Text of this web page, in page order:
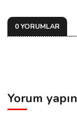
0 YORUMLAR
Yorum yapın